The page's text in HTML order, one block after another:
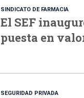
SINDICATO DE FARMACIA
El SEF
puesta en
SEGURIDAD PRIVADA